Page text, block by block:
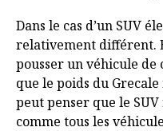
Dans le cas d’un SUV
relativement différent.
pousser un véhicule
que le poids du
peut penser que le
comme tous les